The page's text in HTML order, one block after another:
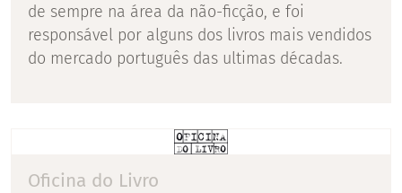
de sempre na área da não-ficção, e foi
responsável por alguns dos livros mais vendidos
do mercado português das ultimas décadas.
Oficina do Livro